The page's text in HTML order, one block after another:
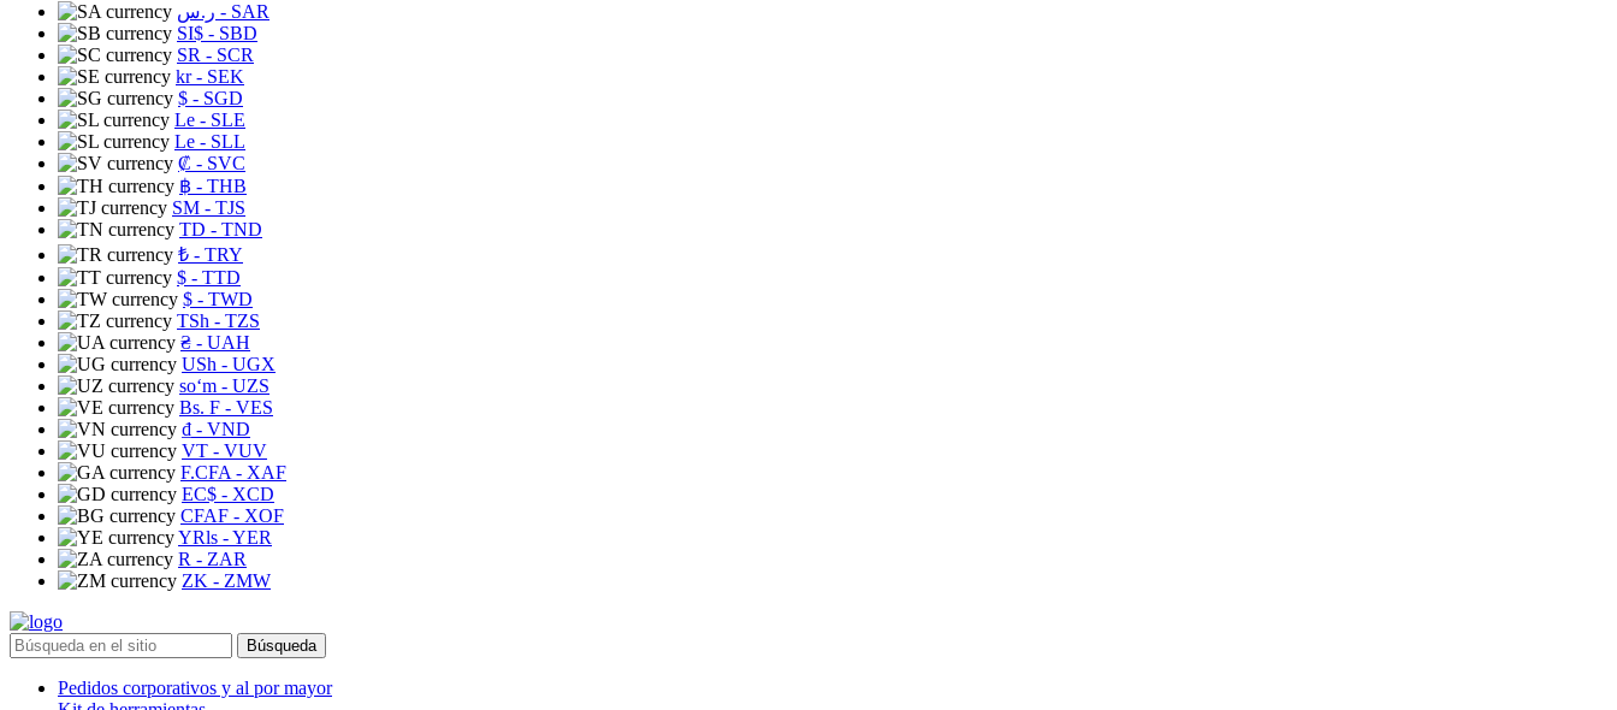
ر.س - SAR
SI$ - SBD
SR - SCR
kr- SEK
$ - SGD
Le - SLE
Le - SLL
₡ - SVC
฿ - THB
ЅМ - TJS
TD - TND
₺ - TRY
$ - TTD
$ - TWD
TSh - TZS
₴ - UAH
USh - UGX
soʻm - UZS
Bs. F - VES
₫ - VND
VT - VUV
F.CFA - XAF
EC$ - XCD
CFAF - XOF
YRls - YER
R - ZAR
ZK - ZMW
Búsqueda
Pedidos corporativos y al por mayor